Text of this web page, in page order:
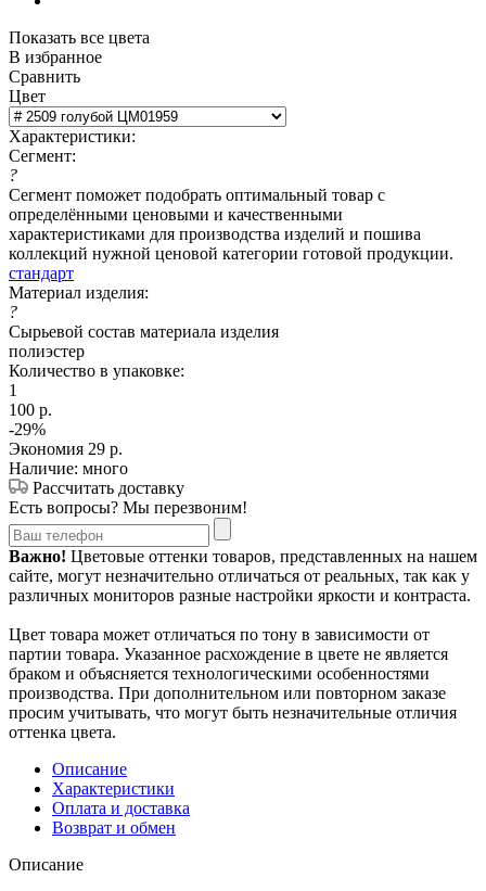
Показать все цвета
В избранное
Сравнить
Цвет
Характеристики:
Сегмент:
?
Сегмент поможет подобрать оптимальный товар с
определёнными ценовыми и качественными
характеристиками для производства изделий и пошива
коллекций нужной ценовой категории готовой продукции.
стандарт
Материал изделия:
?
Сырьевой состав материала изделия
полиэстер
Количество в упаковке:
1
100 р.
-29%
Экономия 29 р.
Наличие: много
Рассчитать доставку
Есть вопросы? Мы перезвоним!
Важно! Цветовые оттенки товаров, представленных на нашем
сайте, могут незначительно отличаться от реальных, так как у
различных мониторов разные настройки яркости и контраста.
Цвет товара может отличаться по тону в зависимости от
партии товара. Указанное расхождение в цвете не является
браком и объясняется технологическими особенностями
производства. При дополнительном или повторном заказе
просим учитывать, что могут быть незначительные отличия
оттенка цвета.
Описание
Характеристики
Оплата и доставка
Возврат и обмен
Описание